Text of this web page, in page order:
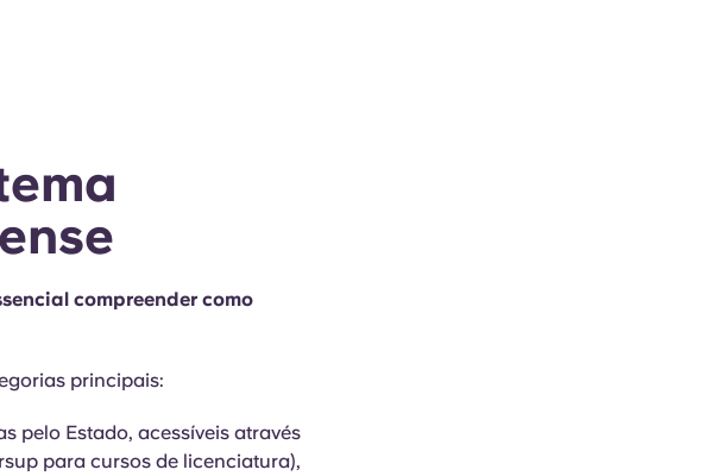
compreender como
principais:
pelo Estado, acessíveis através
para cursos de licenciatura),